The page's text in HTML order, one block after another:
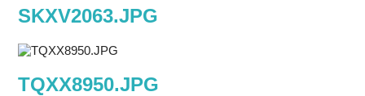
SKXV2063.JPG
TQXX8950.JPG